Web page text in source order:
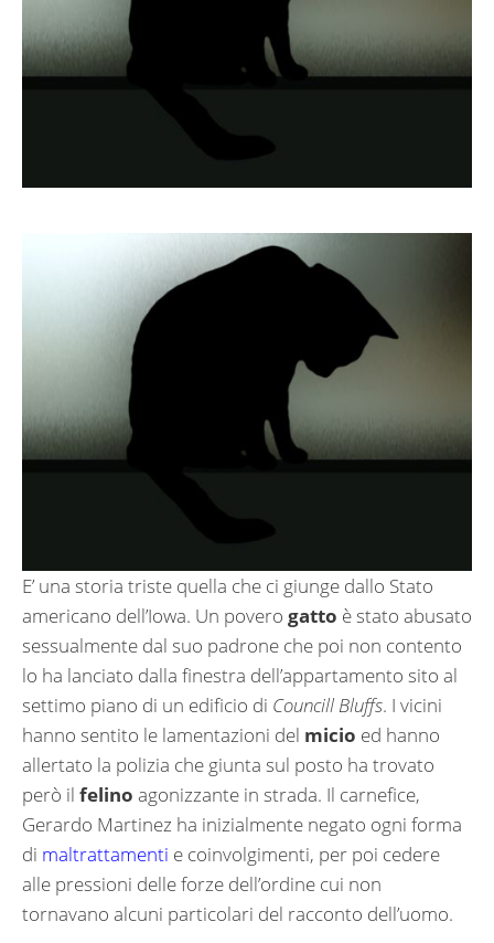
E’ una storia triste quella che ci giunge dallo Stato
americano dell’Iowa. Un povero gatto è stato abusato
sessualmente dal suo padrone che poi non contento
lo ha lanciato dalla finestra dell’appartamento sito al
settimo piano di un edificio di Councill Bluffs. I vicini
hanno sentito le lamentazioni del micio ed hanno
allertato la polizia che giunta sul posto ha trovato
però il felino agonizzante in strada. Il carnefice,
Gerardo Martinez ha inizialmente negato ogni forma
di maltrattamenti e coinvolgimenti, per poi cedere
alle pressioni delle forze dell’ordine cui non
tornavano alcuni particolari del racconto dell’uomo.